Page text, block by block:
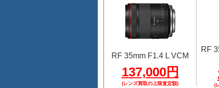
RF 35mm F1.4 L VCM
137,000円
(レンズ買取の上限査定額)
RF
(